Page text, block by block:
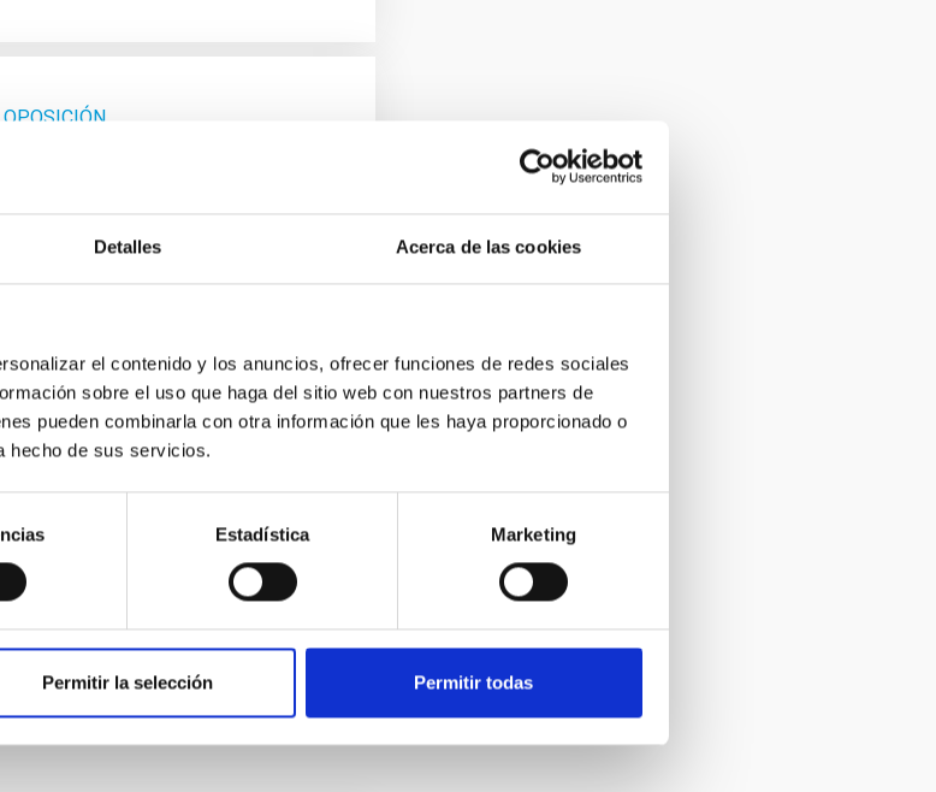
Detalles Acerca de las cookies
el contenido y los anuncios, ofrecer funciones de redes sociales
sobre el uso que haga del sitio web con nuestros partners de
pueden combinarla con otra información que les haya proporcionado o
hecho de sus servicios.
Estadística Marketing
Permitir la selección Permitir todas
que se convoca proceso selectivo para
profesional de Jefe de Departamento
(Jefe Departamento. ORM/CALP).